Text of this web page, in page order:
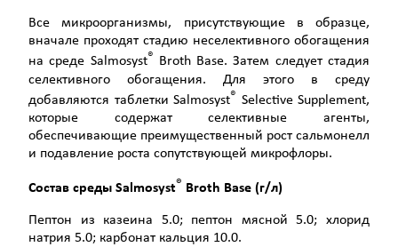
Все микроорганизмы, присутствующие в образце,
вначале проходят стадию неселективного обогащения
на среде Salmosyst®
Broth Base. Затем следует стадия
селективного обогащения. Для этого в среду
добавляются таблетки Salmosyst® Selective Supplement,
которые содержат селективные агенты,
обеспечивающие преимущественный рост сальмонелл
и подавление роста сопутствующей микрофлоры.
Состав среды Salmosyst® Broth Base (г/л)
Пептон из казеина 5.0; пептон мясной 5.0; хлорид
натрия 5.0; карбонат кальция 10.0.